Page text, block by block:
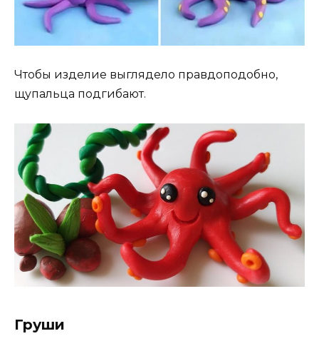
Чтобы изделие выглядело правдоподобно,
щупальца подгибают.
Груши